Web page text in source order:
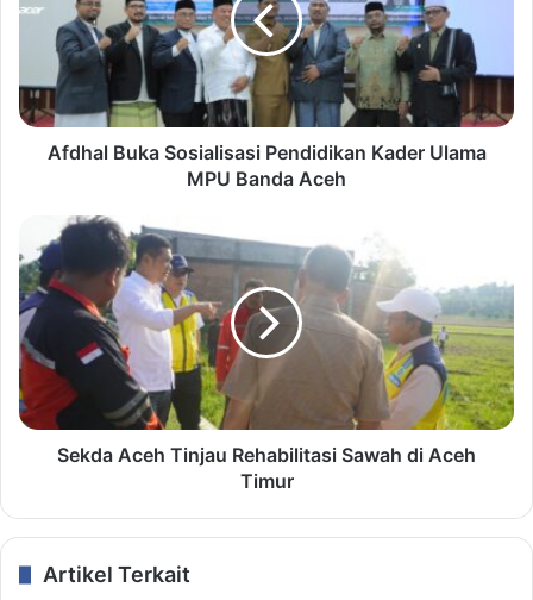
Afdhal Buka Sosialisasi Pendidikan Kader Ulama
MPU Banda Aceh
Sekda Aceh Tinjau Rehabilitasi Sawah di Aceh
Timur
Artikel Terkait